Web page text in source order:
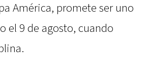
América, promete ser uno
el 9 de agosto, cuando